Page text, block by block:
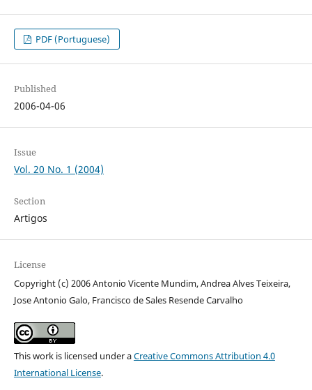
PDF (Portuguese)
Published
2006-04-06
Issue
Vol. 20 No. 1 (2004)
Section
Artigos
License
Copyright (c) 2006 Antonio Vicente Mundim, Andrea Alves Teixeira,
Jose Antonio Galo, Francisco de Sales Resende Carvalho
This work is licensed under aCreative Commons Attribution 4.0
International License.